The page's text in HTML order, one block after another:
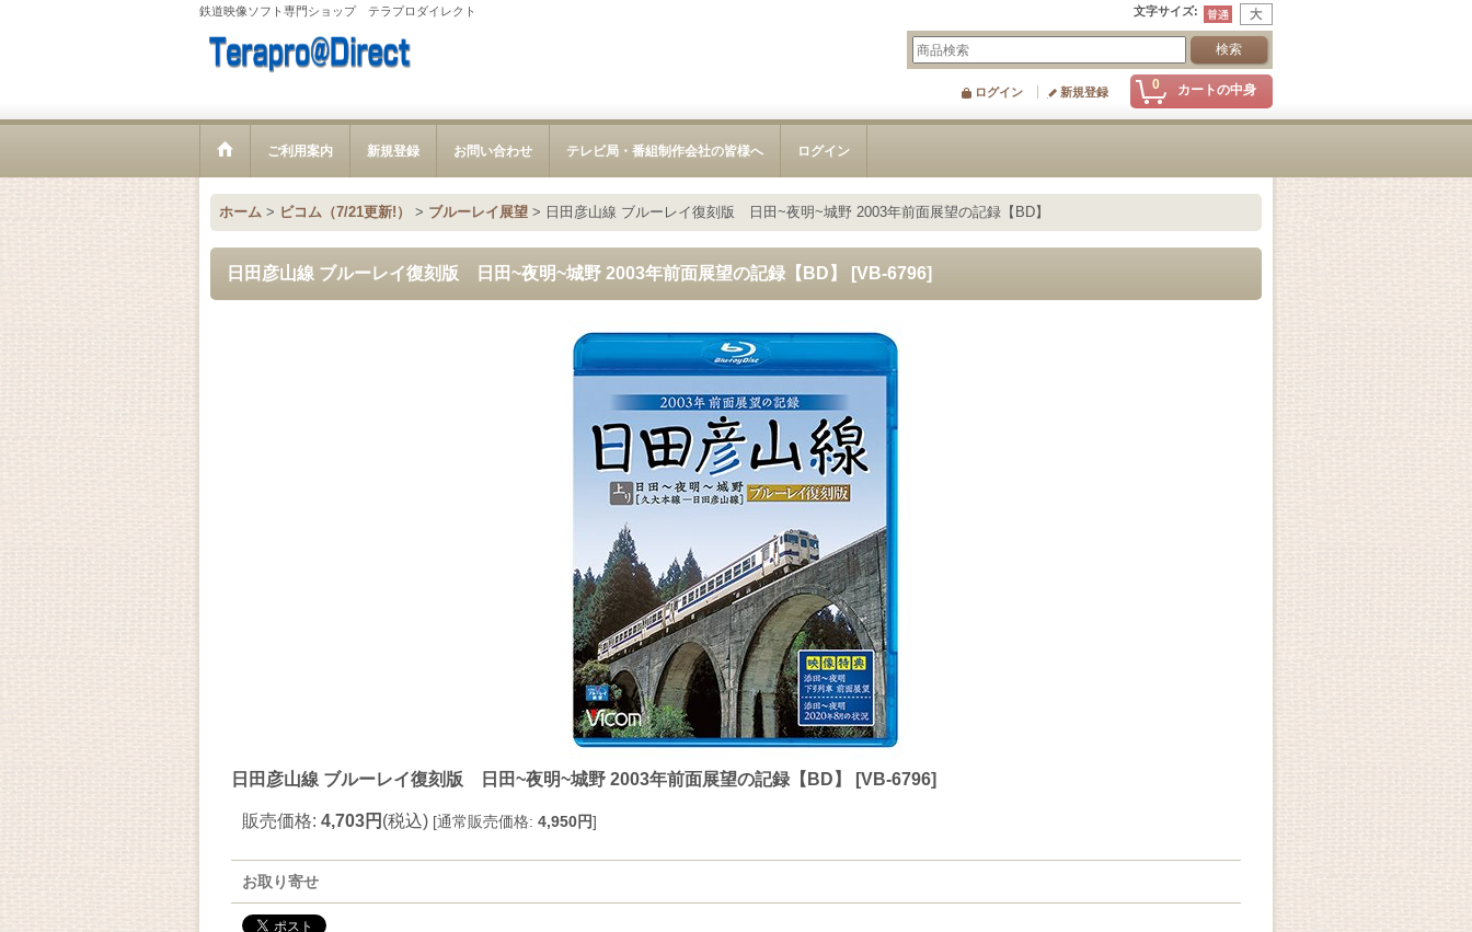
鉄道映像ソフト専門ショップ テラプロダイレクト 文字サイズ:
0 カートの中身
ログイン 新規登録
ご利用案内 新規登録 お問い合わせ テレビ局・番組制作会社の皆様へ ログイン
ホーム > ビコム（7/21更新!） > ブルーレイ展望 > 日田彦山線 ブルーレイ復刻版 日田~夜明~城野 2003年前面展望の記録【BD】
日田彦山線 ブルーレイ復刻版 日田~夜明~城野 2003年前面展望の記録【BD】 [VB-6796]
日田彦山線 ブルーレイ復刻版 日田~夜明~城野 2003年前面展望の記録【BD】 [VB-6796]
販売価格: 4,703円 (税込) [通常販売価格: 4,950円]
お取り寄せ